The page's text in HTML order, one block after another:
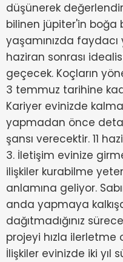
düşünerek
bilinen jüpiter'in boğa
yaşamınızda faydacı
haziran sonrası
geçecek. Koçların
3 temmuz tarihine
Kariyer evinizde
yapmadan önce
şansı verecektir. 11
3. İletişim evinize
ilişkiler kurabilme
anlamına geliyor.
anda yapmaya
dağıtmadığınız
projeyi hızla ilerletme
İlişkiler evinizde iki yıl